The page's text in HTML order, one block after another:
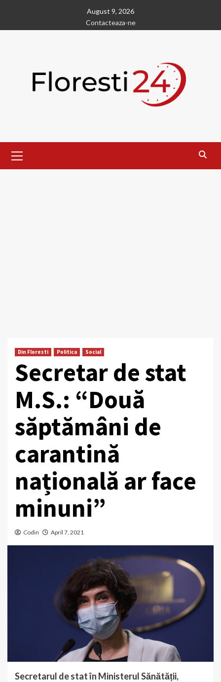
content
August 9, 2026
Contacteaza-ne
Menu
Din Floresti Politica Social
Secretar de stat
M.S.: “Două
săptămâni de
carantină
națională ar face
minuni”
Codin April 7, 2021
Secretarul de stat în Ministerul Sănătății,